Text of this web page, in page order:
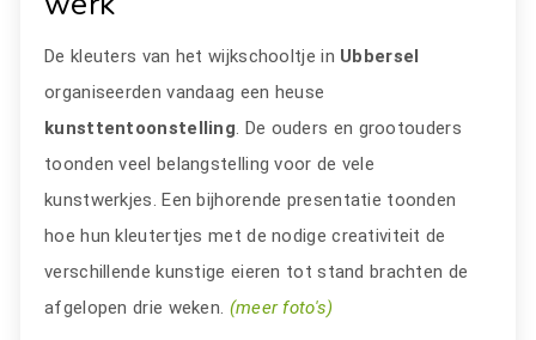
De kleuters van het wijkschooltje in Ubbersel
organiseerden vandaag een heuse
kunsttentoonstelling. De ouders en grootouders
toonden veel belangstelling voor de vele
kunstwerkjes. Een bijhorende presentatie toonden
hoe hun kleutertjes met de nodige creativiteit de
verschillende kunstige eieren tot stand brachten de
afgelopen drie weken. (meer foto's)